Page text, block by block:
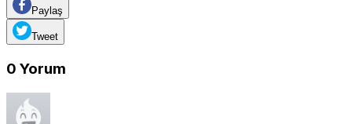
Paylaş
Tweet
0 Yorum